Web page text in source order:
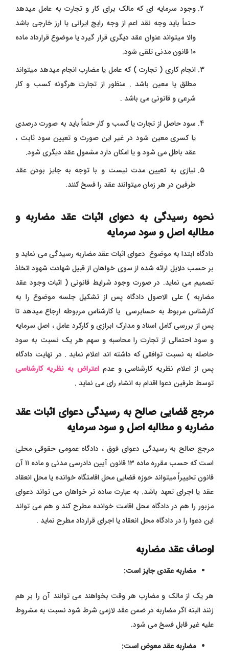
وجود سرمایه ای که مالک برای کار و تجارت به عامل میدهد
حتماً باید وجه نقد اعم از وجه رایج ایرانی یا ارز خارجی باشد
والا میتواند عنوان عقد دیگری قرار گیرد یا موضوع قرارداد ماده
۱۰ قانون مدنی تلقی شود.
انجام کاری ( تجارت ) که عامل یا مضارب انجام میدهد میتواند
مطلق یا معین باشد . منظور از تجارت هرگونه کسب و کار
شرعی و قانونی می باشد .
سود حاصل از تجارت یا کسب و کار حتماً باید به صورت درصدی
یا کسری معین شود در غیر این صورت و تعیین سود ثابت ،
عقد باطل می شود و یا امکان دارد مشمول عقد دیگری شود.
نیازی به تعیین مدت نیست و با توجه به جایز بودن عقد
طرفین در هر زمان میتوانندعقد را فسخ کنند.
نحوه رسیدگی به دعوای اثبات عقد مضاربه و
مطالبه اصل و سود سرمایه
دادگاه ابتدا به موضوع دعوای اثبات عقد مضاربه رسیدگی می نماید و
بر حسب دلایل ارائه شده از سوی خواهان از قبیل شهادت شهود اتخاذ
تصمیم می نماید. در صورت وجود شرایط قانونی ( اثبات وجود عقد
مضاربه ) علی الاصول دادگاه پس از تشکیل جلسه موضوع را به
کارشناس مربوط به حسابرسی یا کارشناس مربوطه ارجاع میدهد تا
پس از بررسی کامل اسناد و مدارک ابرازی و کارکرد عامل ، اصل سرمایه
و سود احتمالی از تجارت را محاسبه و سهم هر یک نسبت به سود
حاصله به نسبت توافقی که داشته اند اعلام نماید . در نهایت دادگاه
پس از اعلام نظریه کارشناسی و عدماعتراض به نظریه کارشناسی
توسط طرفین دعوا اقدام به انشاء رای می نماید .
مرجع قضایی صالح به رسیدگی دعوای اثبات عقد
مضاربه و مطالبه اصل و سود سرمایه
مرجع صالح به رسیدگی دعوای فوق ، دادگاه عمومی حقوقی محلی
است که حسب مقرره ماده ۱۳ قانون آیین دادرسی مدنی و ماده ۱۱ آن
قانون تخییراً میتواند حوزه قضایی محل اقامتگاه خوانده یا محل انعقاد
عقد یا اجرای تعهد باشد. به عبارت ساده تر خواهان می تواند دعوای
مزبور را هم در دادگاه محل اقامت خوانده مطرح کند و هم می تواند
این دعوا را در دادگاه محل انعقاد یا اجرای قرارداد مطرح نماید .
اوصاف عقد مضاربه
مضاربه عقدی جایز است:
هر یک از مالک و مضارب هر وقت بخواهند می توانند آن را بر هم
زنند البته اگر مضاربه در ضمن عقد لازمی شرط شود نسبت به مشروط
علیه غیر قابل فسخ می شود.
مضاربه عقد معوض است: